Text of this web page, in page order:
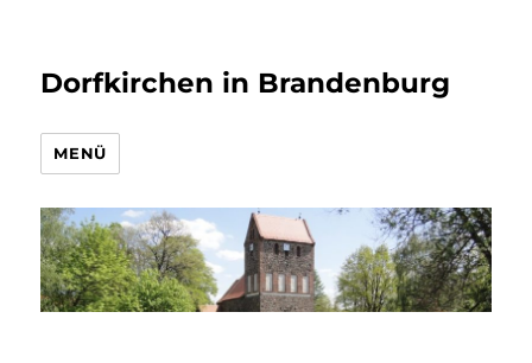
Dorfkirchen in Brandenburg
MENÜ